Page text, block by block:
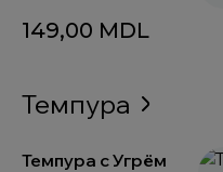
149,00 MDL
Темпура
Темпура с Угрём